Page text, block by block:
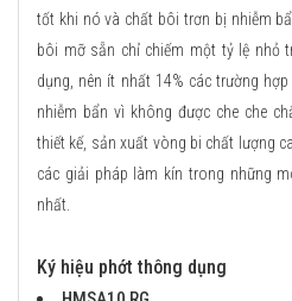
tốt khi nó và chất bôi trơn bị nhiễm
bôi mỡ sẵn chỉ chiếm một tỷ lệ nhỏ
dụng, nên ít nhất 14% các trường
nhiễm bẩn vì không được che che
thiết kế, sản xuất vòng bi chất lượng
các giải pháp làm kín trong những
nhất.
Ký hiệu phớt thông dụng